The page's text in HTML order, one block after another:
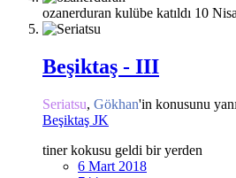
ozanerduran kulübe katıldı 10
Beşiktaş - III
Seriatsu, Gökhan'in konusunu
Beşiktaş JK
tiner kokusu geldi bir yerden
6 Mart 2018